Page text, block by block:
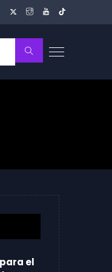
el